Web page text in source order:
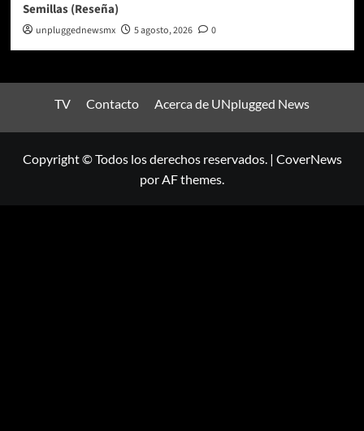
Semillas (Reseña)
unpluggednewsmx 5 agosto, 2026 0
TV Contacto Acerca de UNplugged News
Copyright © Todos los derechos reservados. | CoverNews
por AF themes.